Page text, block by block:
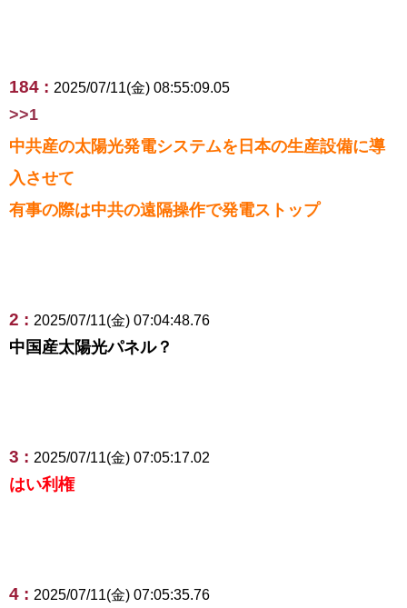
184 : 2025/07/11(金) 08:55:09.05
>>1
中共産の太陽光発電システムを日本の生産設備に導
入させて
有事の際は中共の遠隔操作で発電ストップ
2 : 2025/07/11(金) 07:04:48.76
中国産太陽光パネル？
3 : 2025/07/11(金) 07:05:17.02
はい利権
4 : 2025/07/11(金) 07:05:35.76